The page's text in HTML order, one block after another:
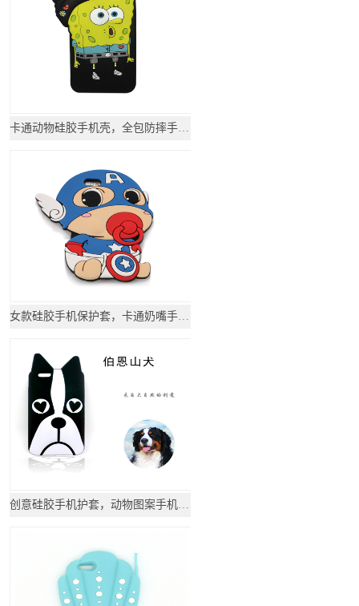
卡通动物硅胶手机壳，全包防摔手机套-硅胶套
女款硅胶手机保护套，卡通奶嘴手机壳-硅胶套
创意硅胶手机护套，动物图案手机壳-硅胶套